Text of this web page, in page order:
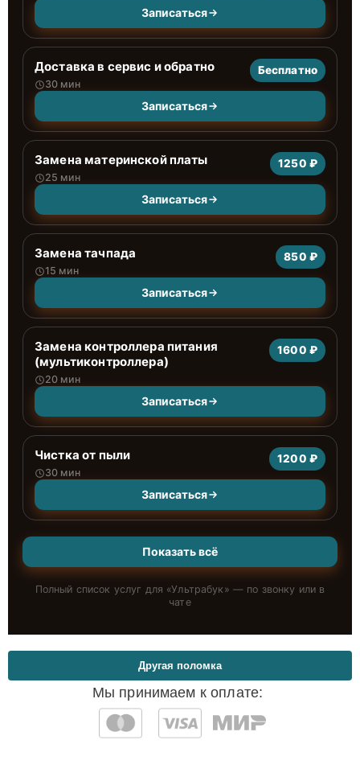
Записаться
Доставка в сервис и обратно
30 мин
Бесплатно
Записаться
Замена материнской платы
25 мин
1250 ₽
Записаться
Замена тачпада
15 мин
850 ₽
Записаться
Замена контроллера питания
(мультиконтроллера)
20 мин
1600 ₽
Записаться
Чистка от пыли
30 мин
1200 ₽
Записаться
Показать всё
Полный список услуг для «Ультрабук » — по звонку или в
чате
Мы принимаем к оплате:
Другая поломка